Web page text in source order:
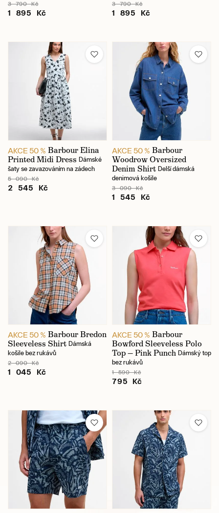
3 790 Kč
1 895 Kč
3 790 Kč
1 895 Kč
AKCE 50 % Barbour Elina
Printed Midi Dress Dámské
šaty se zavazováním na zádech
5 090 Kč
2 545 Kč
AKCE 50 % Barbour
Woodrow Oversized
Denim Shirt Delší dámská
denimová košile
3 090 Kč
1 545 Kč
AKCE 50 % Barbour Bredon
Sleeveless Shirt Dámská
košile bez rukávů
2 090 Kč
1 045 Kč
AKCE 50 % Barbour
Bowford Sleeveless Polo
Top — Pink Punch Dámský top
bez rukávů
1 590 Kč
795 Kč